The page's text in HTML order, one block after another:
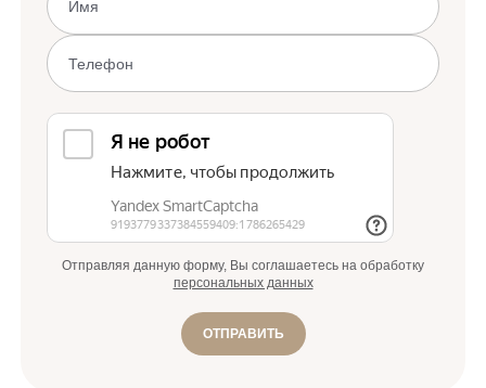
Отправляя данную форму, Вы соглашаетесь на обработку
персональных данных
ОТПРАВИТЬ